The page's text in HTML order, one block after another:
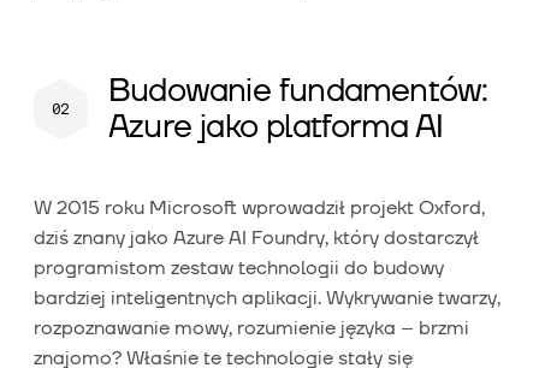
Budowanie fundamentów:
Azure jako platforma AI
W 2015 roku Microsoft wprowadził projekt Oxford,
dziś znany jako Azure AI Foundry, który dostarczył
programistom zestaw technologii do budowy
bardziej inteligentnych aplikacji. Wykrywanie twarzy,
rozpoznawanie mowy, rozumienie języka – brzmi
znajomo? Właśnie te technologie stały się